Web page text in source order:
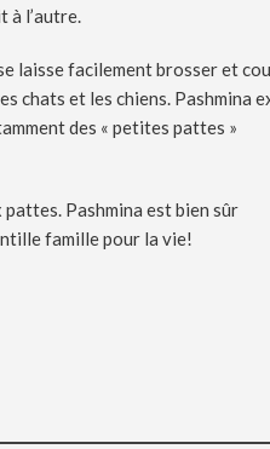
à l’autre.
laisse facilement brosser et
chats et les chiens. Pashmina
des « petites pattes »
Pashmina est bien sûr
famille pour la vie!